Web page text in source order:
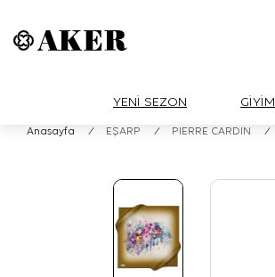
YENİ SEZON GİYİM
Anasayfa / EŞARP / PIERRE CARDIN /